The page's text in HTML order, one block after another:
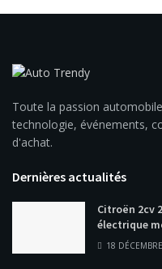
Toute la passion
technologie, événements,
d'achat.
Dernières actualités
Citroën 2cv
électrique
18